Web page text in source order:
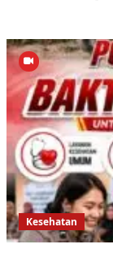
Kesehatan